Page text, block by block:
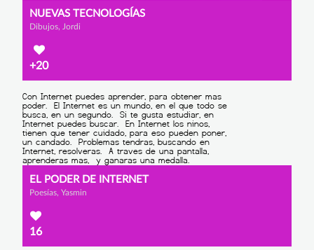
NUEVAS TECNOLOGÍAS
Dibujos, Jordi
+20
EL PODER DE INTERNET
Poesías, Yasmin
16